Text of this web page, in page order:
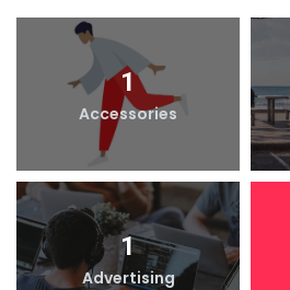
1
Accessories
1
Advertising